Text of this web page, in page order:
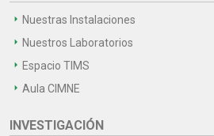
Nuestras Instalaciones
Nuestros Laboratorios
Espacio TIMS
Aula CIMNE
INVESTIGACIÓN